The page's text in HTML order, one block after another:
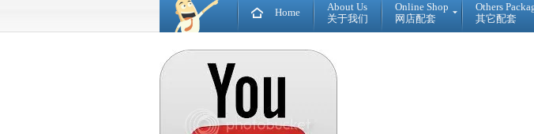
Home
About Us
关于我们
Online Shop
网店配套
Others
其它配套